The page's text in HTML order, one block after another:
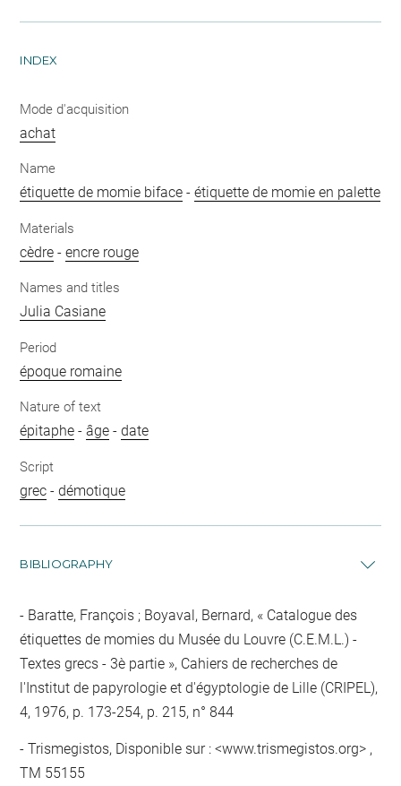
INDEX
Mode d'acquisition
achat
Name
étiquette de momie biface -étiquette de momie en palette
Materials
cèdre -encre rouge
Names and titles
Julia Casiane
Period
époque romaine
Nature of text
épitaphe -âge -date
Script
grec -démotique
BIBLIOGRAPHY
Baratte, François ; Boyaval, Bernard, « Catalogue des
étiquettes de momies du Musée du Louvre (C.E.M.L.) -
Textes grecs - 3è partie », Cahiers de recherches de
l'Institut de papyrologie et d'égyptologie de Lille (CRIPEL),
4, 1976, p. 173-254, p. 215, n° 844
Trismegistos, Disponible sur : <www.trismegistos.org> ,
TM 55155